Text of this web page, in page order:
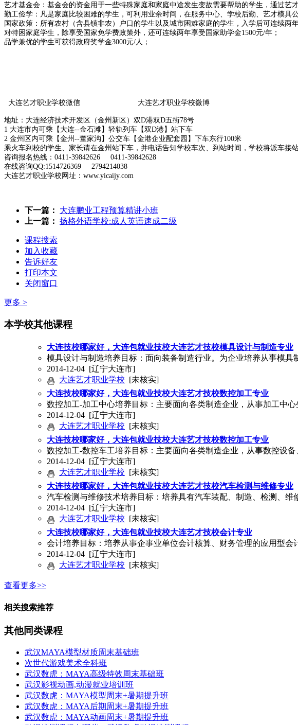
艺才基金会：基金会的资金用于一些特殊家庭和家庭中途发生变故需要帮助的学生，通过艺
勤工俭学：凡是家庭比较困难的学生，可利用业余时间，在服务中心、学校后勤、艺才模具
国家政策：所有农村（含县镇非农）户口的学生以及城市困难家庭的学生，入学后可连续两
对特困家庭学生，除享受国家免学费政策外，还可连续两年享受国家助学金1500元/年；
品学兼优的学生可获得政府奖学金3000元/ 人；
大连艺才职业学校微信 大连艺才职业学校微博
地址：大连经济技术开发区（金州新区）双D港双D五街78号
1 大连市内可乘【大连--金石滩】轻轨列车【双D港】站下车
2 金州区内可乘【金州 --董家沟】公交车【金港企业配套园】下车东行100米
乘火车到校的学生、家长请在金州站下车，并电话告知学校车次、到站时间，学校将派车接
咨询报名热线： 0411-39842626 0411-39842628
在线咨询QQ:1514726369 2794214038
大连艺才职业学校 网址： www.yicaijy.com
下一篇：
大连鹏业工程预算精讲小班
上一篇： 扬格外语学校:成人英语速成二级
课程搜索
加入收藏
告诉好友
打印本文
关闭窗口
更多 >
本学校其他课程
大连技校哪家好，大连包就业技校大连艺才技校模具设计与制造专业
模具设计与制造培养目标：面向装备制造行业。为企业培养从事模
2014-12-04 [辽宁大连市]
大连艺才职业学校 [未核实]
大连技校哪家好，大连包就业技校大连艺才技校数控加工专业
数控加工-加工中心培养目标：主要面向各类制造企业，从事加工中
2014-12-04 [辽宁大连市]
大连艺才职业学校 [未核实]
大连技校哪家好，大连包就业技校大连艺才技校数控加工专业
数控加工-数控车工培养目标：主要面向各类制造企业，从事数控设
2014-12-04 [辽宁大连市]
大连艺才职业学校 [未核实]
大连技校哪家好，大连包就业技校大连艺才技校汽车检测与维修专业
汽车检测与维修技术培养目标：培养具有汽车装配、制造、检测、
2014-12-04 [辽宁大连市]
大连艺才职业学校 [未核实]
大连技校哪家好，大连包就业技校大连艺才技校会计专业
会计培养目标：培养从事企事业单位会计核算、财务管理的应用型
2014-12-04 [辽宁大连市]
大连艺才职业学校 [未核实]
查看更多>>
相关搜索推荐
其他同类课程
武汉MAYA模型材质周末基础班
次世代游戏美术全科班
武汉数虎：MAYA高级特效周末基础班
武汉影视动画,动漫就业培训班
武汉数虎：MAYA模型周末+暑期提升班
武汉数虎：MAYA后期周末+暑期提升班
武汉数虎：MAYA动画周末+暑期提升班